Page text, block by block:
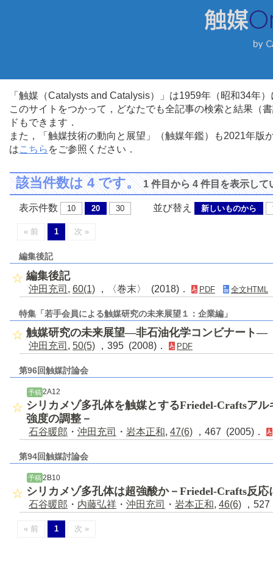
「触媒（Catalysts and Catalysis）」は1959年（昭和34年
このサイトをつかって，どなたでも全記事の検索と結果（
ドもできます．
また，「触媒技術の動向と展望」（触媒年鑑）も2021年
はこちら をご参照ください．
該当件数は 4 です。1 件目から 4 件目を表示して
表示件数 10 20 30 並び替え 新しいものから
« 前 1 次 »
編集後記
編集後記
沖田充司 , 60(1) ，〈巻末〉 (2018)． PDF 全文HTML
特集「若手会員による触媒研究の未来展望１：企業編」
触媒研究の未来展望―非石油化学コンビナート―
沖田充司 , 50(5) ，395 (2008)． PDF
第96回触媒討論会
予稿2A12
シリカメゾ多孔体を触媒とするFriedel-Craftsア
強度の調整－
石谷暖郎 ・ 沖田充司 ・ 岩本正和, 47(6) ，467 (2005)．
第94回触媒討論会
予稿 2B10
シリカメゾ多孔体は超強酸か－Friedel-Crafts反応
石谷暖郎 ・ 内藤弘祥 ・ 沖田充司 ・ 岩本正和, 46(6) ，
« 前 1 次 »